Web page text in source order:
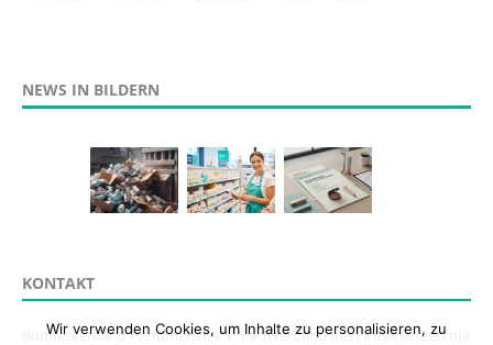
NEWS IN BILDERN
KONTAKT
Bundesverband Parfümerien e.V. Fachverband des Einzelhandels mit
Wir verwenden Cookies, um Inhalte zu personalisieren, zu